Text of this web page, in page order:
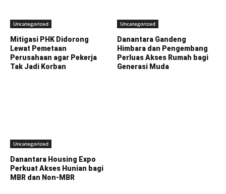
Uncategorized
Mitigasi PHK Didorong
Lewat Pemetaan
Perusahaan agar Pekerja
Tak Jadi Korban
Uncategorized
Danantara Gandeng
Himbara dan Pengembang
Perluas Akses Rumah bagi
Generasi Muda
Uncategorized
Danantara Housing Expo
Perkuat Akses Hunian bagi
MBR dan Non-MBR